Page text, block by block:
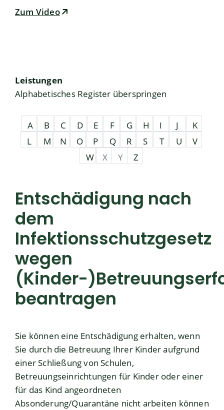
Zum Video
Leistungen
Alphabetisches Register überspringen
A B C D E F G H I J
K
L
M N O P Q R S T U
V
W
X Y Z
Entschädigung nach
dem
Infektionsschutzgesetz
wegen
(Kinder-
beantragen
Sie können eine Entschädigung erhalten, wenn
Sie durch die Betreuung Ihrer Kinder aufgrund
einer Schließung von Schulen,
Betreuungseinrichtungen für Kinder oder einer
für das Kind angeordneten
Absonderung/Quarantäne nicht arbeiten können